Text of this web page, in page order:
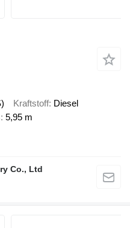
Kraftstoff Diesel
5,95 m
Co., Ltd